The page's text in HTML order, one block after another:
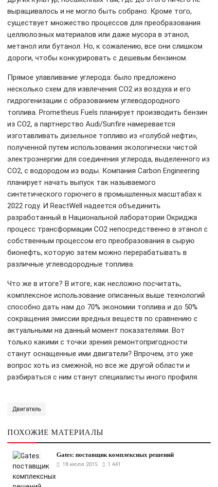
выращивалось и не могло быть собрано. Кроме того,
существует множество процессов для преобразования
целлюлозных материалов или даже мусора в этанол,
метанол или бутанол. Но, к сожалению, все они слишком
дороги, чтобы конкурировать с дешевым бензином.
Прямое улавливание углерода: было предложено
несколько схем для извлечения CO2 из воздуха и его
гидрогенизации с образованием углеводородного
топлива. Prometheus Fuels планирует производить бензин
из CO2, а партнерство Audi/Sunfire намеревается
изготавливать дизельное топливо из «голубой нефти»,
полученной путем использования экологически чистой
электроэнергии для соединения углерода, выделенного из
CO2, с водородом из воды. Компания Carbon Engineering
планирует начать выпуск так называемого
синтетического горючего в промышленных масштабах к
2022 году. И ReactWell надеется объединить
разработанный в Национальной лаборатории Окриджа
процесс трансформации CO2 непосредственно в этанол с
собственным процессом его преобразования в сырую
бионефть, которую затем можно перерабатывать в
различные углеводородные топлива.
Что же в итоге? В итоге, как несложно посчитать,
комплексное использование описанных выше технологий
способно дать нам до 70% экономии топлива и до 50%
сокращения эмиссии вредных веществ по сравнению с
актуальными на данный момент показателями. Вот
только какими с точки зрения ремонтопригодности
станут оснащенные ими двигатели? Впрочем, это уже
вопрос хоть из смежной, но все же другой области и
разбираться с ним станут специалисты иного профиля.
Двигатель
ПОХОЖИЕ МАТЕРИАЛЫ
Gates: поставщик комплексных решений
18 июля 2015 1 441